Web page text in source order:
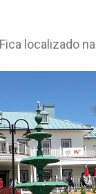
localizado